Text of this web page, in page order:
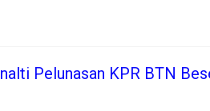
Pelunasan KPR BTN